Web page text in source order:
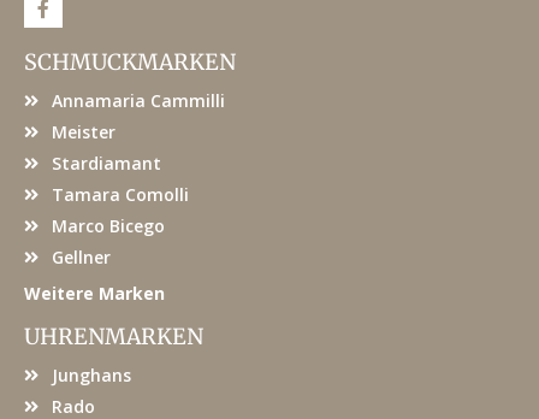
a
e
b
o
SCHMUCKMARKEN
Annamaria Cammilli
Meister
Stardiamant
Tamara Comolli
Marco Bicego
Gellner
Weitere Marken
UHRENMARKEN
Junghans
Rado